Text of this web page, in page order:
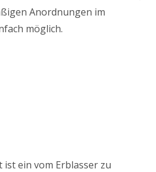
Anordnungen im
möglich.
ein vom Erblasser zu